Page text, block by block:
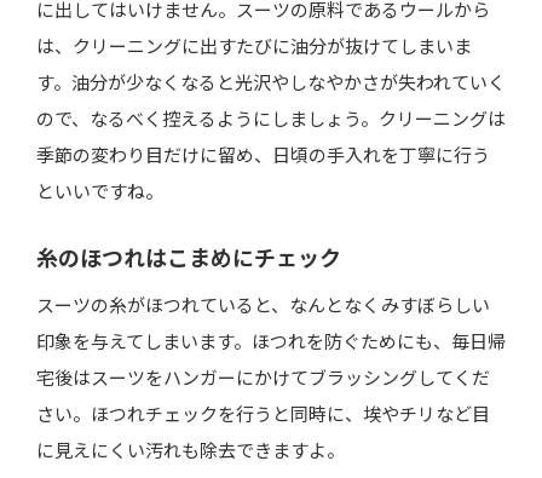
に出してはいけません。スーツの原料であるウールから
は、クリーニングに出すたびに油分が抜けてしまいま
す。油分が少なくなると光沢やしなやかさが失われていく
ので、なるべく控えるようにしましょう。クリーニングは
季節の変わり目だけに留め、日頃の手入れを丁寧に行う
といいですね。
糸のほつれはこまめにチェック
スーツの糸がほつれていると、なんとなくみすぼらしい
印象を与えてしまいます。ほつれを防ぐためにも、毎日帰
宅後はスーツをハンガーにかけてブラッシングしてくだ
さい。ほつれチェックを行うと同時に、埃やチリなど目
に見えにくい汚れも除去できますよ。